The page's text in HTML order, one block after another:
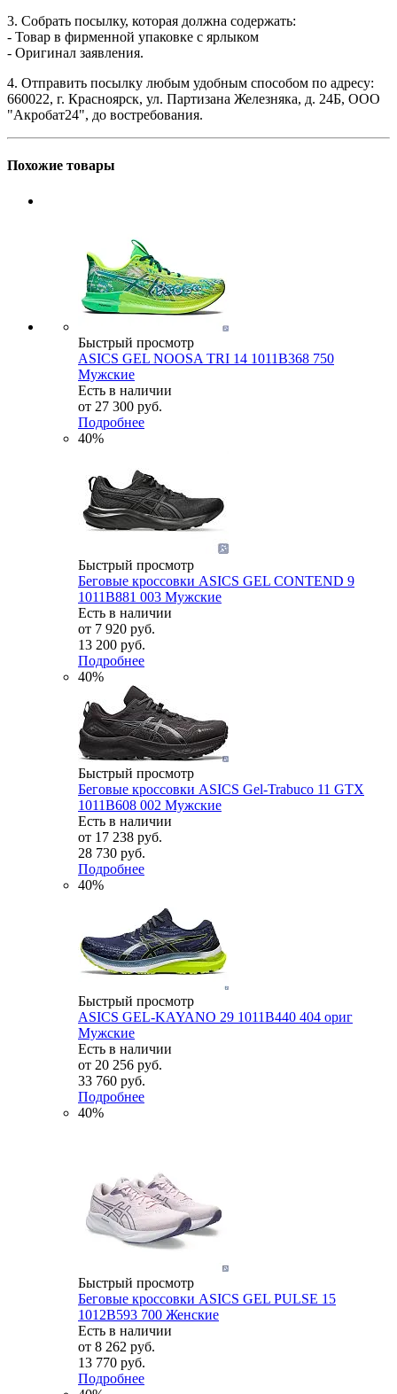
3. Собрать посылку, которая должна содержать:
- Товар в фирменной упаковке с ярлыком
- Оригинал заявления.
4. Отправить посылку любым удобным способом по адресу:
660022, г. Красноярск, ул. Партизана Железняка, д. 24Б, ООО
"Акробат24", до востребования.
Похожие товары
Быстрый просмотр
ASICS GEL NOOSA TRI 14 1011B368 750
Мужские
Есть в наличии
от 27 300 руб.
Подробнее
40%
Быстрый просмотр
Беговые кроссовки ASICS GEL CONTEND 9
1011B881 003 Мужские
Есть в наличии
от 7 920 руб.
13 200 руб.
Подробнее
40%
Быстрый просмотр
Беговые кроссовки ASICS Gel-Trabuco 11 GTX
1011B608 002 Мужские
Есть в наличии
от 17 238 руб.
28 730 руб.
Подробнее
40%
Быстрый просмотр
ASICS GEL-KAYANO 29 1011B440 404 ориг
Мужские
Есть в наличии
от 20 256 руб.
33 760 руб.
Подробнее
40%
Быстрый просмотр
Беговые кроссовки ASICS GEL PULSE 15
1012B593 700 Женские
Есть в наличии
от 8 262 руб.
13 770 руб.
Подробнее